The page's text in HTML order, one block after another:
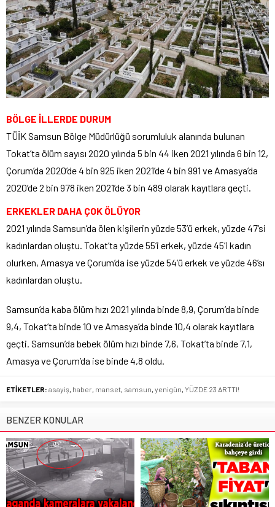
BÖLGE İLLERDE DURUM
TÜİK Samsun Bölge Müdürlüğü sorumluluk alanında bulunan
Tokat’ta ölüm sayısı 2020 yılında 5 bin 44 iken 2021 yılında 6 bin 12,
Çorum’da 2020’de 4 bin 925 iken 2021’de 4 bin 991 ve Amasya’da
2020’de 2 bin 978 iken 2021’de 3 bin 489 olarak kayıtlara geçti.
ERKEKLER DAHA ÇOK ÖLÜYOR
2021 yılında Samsun’da ölen kişilerin yüzde 53’ü erkek, yüzde 47’si
kadınlardan oluştu. Tokat’ta yüzde 55’i erkek, yüzde 45’i kadın
olurken, Amasya ve Çorum’da ise yüzde 54’ü erkek ve yüzde 46’sı
kadınlardan oluştu.
Samsun’da kaba ölüm hızı 2021 yılında binde 8,9, Çorum’da binde
9,4, Tokat’ta binde 10 ve Amasya’da binde 10,4 olarak kayıtlara
geçti. Samsun’da bebek ölüm hızı binde 7,6, Tokat’ta binde 7,1,
Amasya ve Çorum’da ise binde 4,8 oldu.
ETİKETLER: asayiş, haber, manset, samsun, yenigün, YÜZDE 23 ARTTI!
BENZER KONULAR